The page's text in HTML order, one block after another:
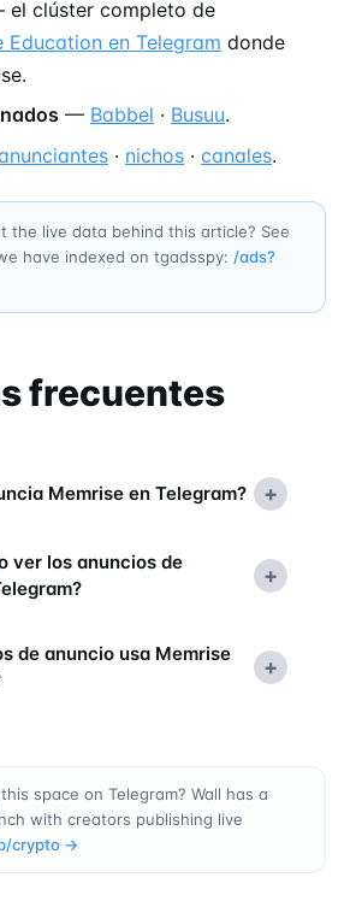
clúster completo de
Education en Telegram donde
— Babbel · Busuu.
· nichos · canales.
the live data behind this article? See
have indexed on tgadsspy: /ads?
frecuentes
Memrise en Telegram? +
ver los anuncios de
+
de anuncio usa Memrise
+
space on Telegram? Wall has a
with creators publishing live
crypto →